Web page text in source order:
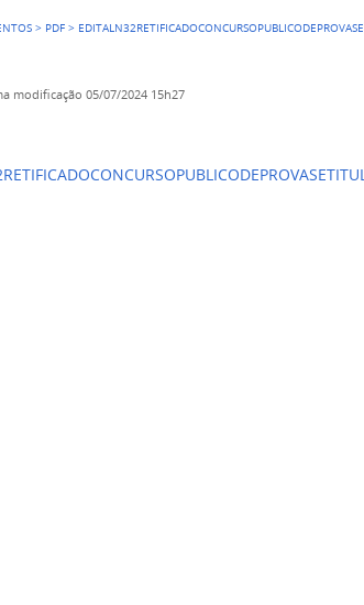
> PDF >
modificação 05/07/2024 15h27